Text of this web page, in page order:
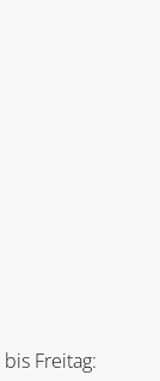
Freitag: